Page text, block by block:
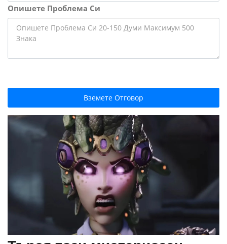
Опишете Проблема Си
Вземете Отговор